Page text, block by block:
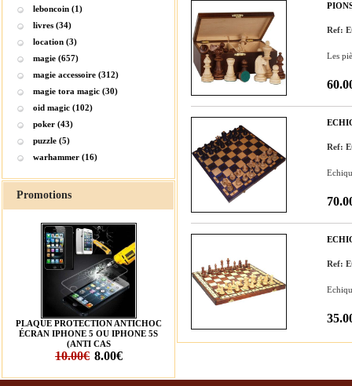
leboncoin (1)
livres (34)
location (3)
magie (657)
magie accessoire (312)
magie tora magic (30)
oid magic (102)
poker (43)
puzzle (5)
warhammer (16)
Promotions
PLAQUE PROTECTION ANTICHOC
ÉCRAN IPHONE 5 OU IPHONE 5S
(ANTI CAS
10.00€ 8.00€
Ref:
Les
Ref:
Ref: